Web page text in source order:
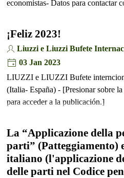
economistas- Datos para contactar
¡Feliz 2023!
Liuzzi e Liuzzi Bufete
03 Jan 2023
LIUZZI e LIUZZI Bufete
(Italia- España) - [Presionar sobre
para acceder a la publicación.]
La “Applicazione della
parti” (Patteggiamento)
italiano (l'applicazione
delle parti nel Codice